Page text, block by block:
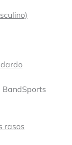
BandSports
rasos